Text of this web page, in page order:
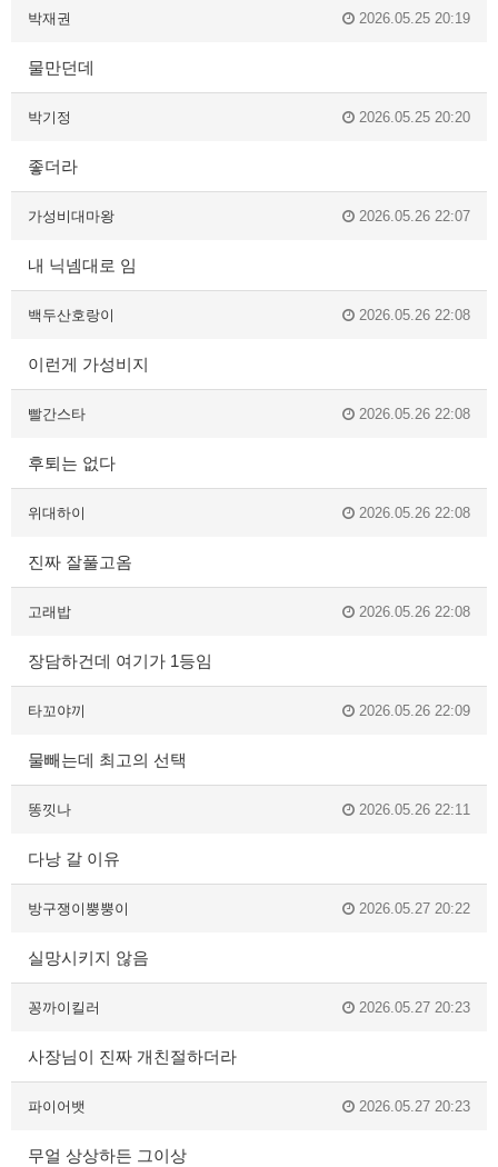
박재권 2026.05.25 20:19
물만던데
박기정 2026.05.25 20:20
좋더라
가성비대마왕 2026.05.26 22:07
내 닉넴대로 임
백두산호랑이 2026.05.26 22:08
이런게 가성비지
빨간스타 2026.05.26 22:08
후퇴는 없다
위대하이 2026.05.26 22:08
진짜 잘풀고옴
고래밥 2026.05.26 22:08
장담하건데 여기가 1등임
타꼬야끼 2026.05.26 22:09
물빼는데 최고의 선택
똥낏나 2026.05.26 22:11
다낭 갈 이유
방구쟁이뿡뿡이 2026.05.27 20:22
실망시키지 않음
꽁까이킬러 2026.05.27 20:23
사장님이 진짜 개친절하더라
파이어뱃 2026.05.27 20:23
무얼 상상하든 그이상